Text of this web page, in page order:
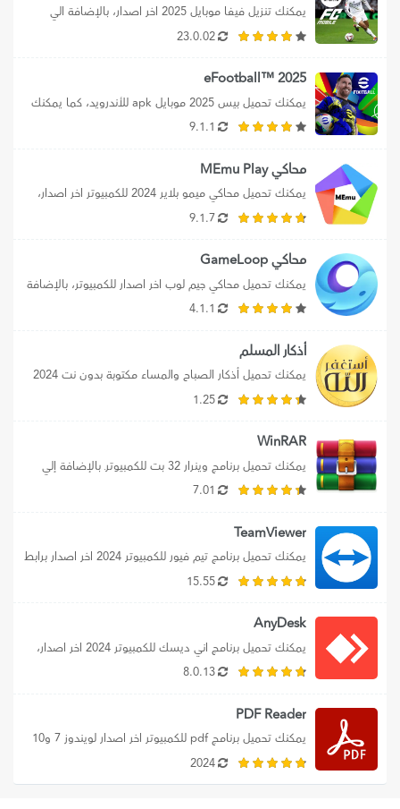
تحميل ea sports fc 25،...
23.0.02
2025 ™eFootball
تحميل efootball 2025 mobile برابط...
9.1.1
محاكي MEmu Play
بالإضافة إلي تحميل محاكي MEmu...
9.1.7
محاكي GameLoop
إلي تحميل محاكي جيم لوب...
4.1.1
أذكار المسلم
علي الموبايل، كما يمكنك تنزيل...
1.25
WinRAR
تنزيل WinRaR 32 bit لويندوز...
7.01
TeamViewer
مباشر، بالإضافة إلي تحميل...
15.55
AnyDesk
حيث نوفر لك رابط تحميل...
8.0.13
PDF Reader
و11، وتنزيل برنامج بي...
2024